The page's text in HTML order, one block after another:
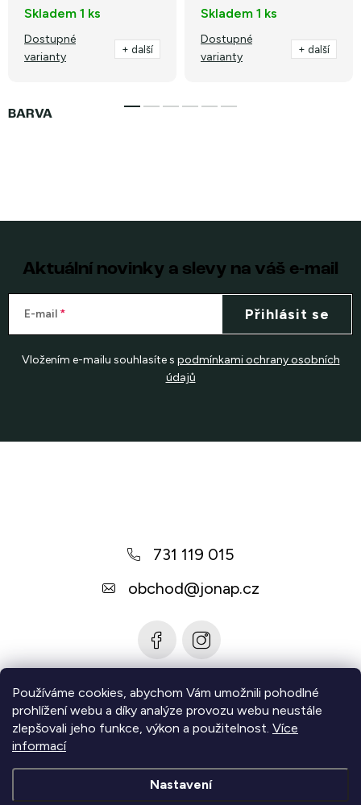
Používáme cookies, abychom Vám umožnili pohodlné
prohlížení webu a díky analýze provozu webu neustále
zlepšovali jeho funkce, výkon a použitelnost. Více
informací
Nastavení
Skladem 1 ks
Dostupné
varianty
+ další
Skladem 1 ks
Dostupné
varianty
+ další
Aktuální novinky a slevy na váš e-mail
E-mail
Vložením e-mailu souhlasíte s podmínkami ochrany osobních
údajů
Přihlásit se
731 119 015
obchod@jonap.cz
Informace pro vás
Zjistěte více